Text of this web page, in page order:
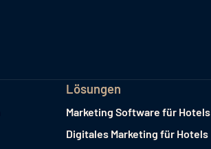
Lösungen
Marketing Software für Hotels
Digitales Marketing für Hotels